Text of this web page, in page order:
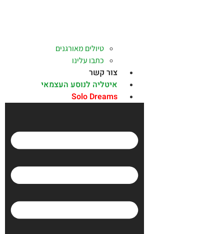
טיולים מאורגנים
כתבו עלינו
צור קשר
איטליה לנוסע העצמאי
Solo Dreams